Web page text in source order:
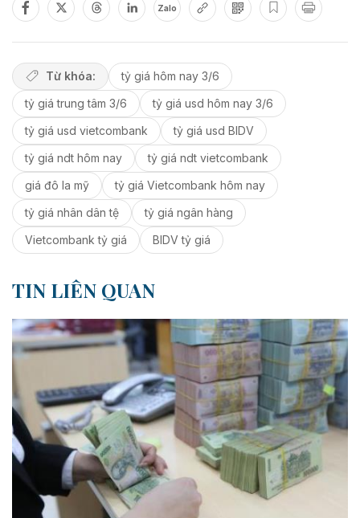
Zalo
Từ khóa:
tỷ giá hôm nay 3/6
tỷ giá trung tâm 3/6
tỷ giá usd hôm nay 3/6
tỷ giá usd vietcombank
tỷ giá usd BIDV
tỷ giá ndt hôm nay
tỷ giá ndt vietcombank
giá đô la mỹ
tỷ giá Vietcombank hôm nay
tỷ giá nhân dân tệ
tỷ giá ngân hàng
Vietcombank tỷ giá
BIDV tỷ giá
TIN LIÊN QUAN